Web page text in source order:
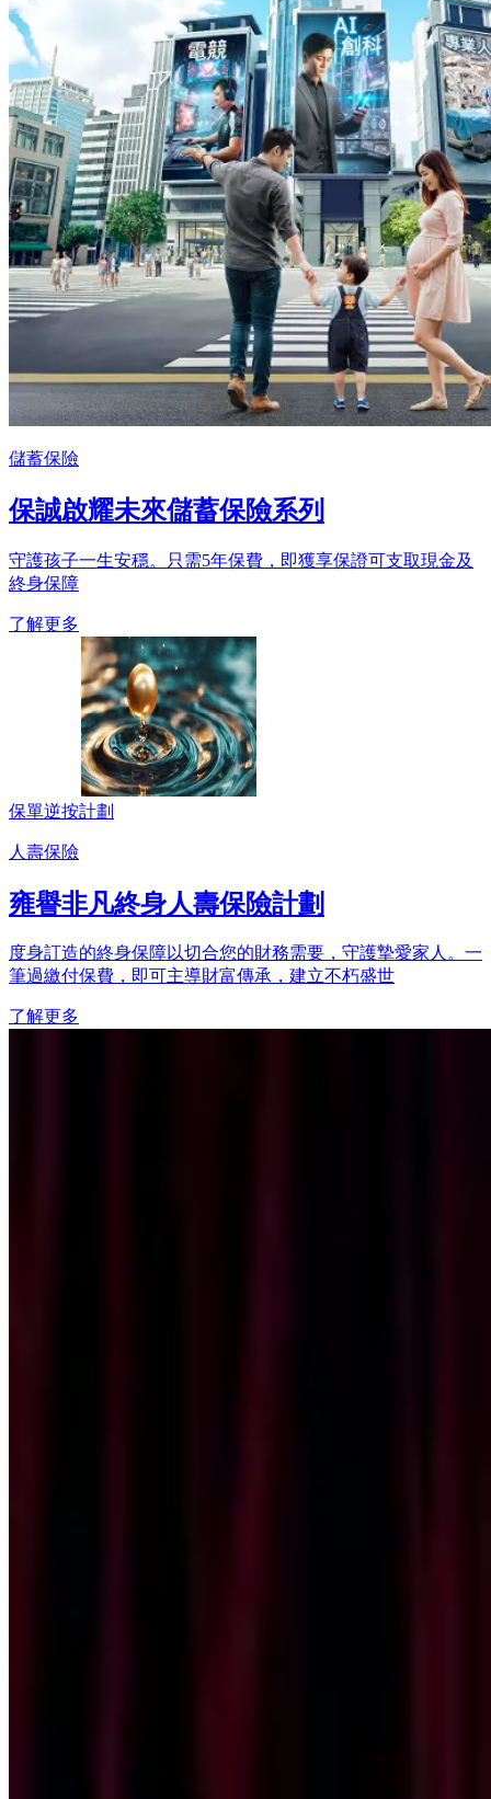
儲蓄保險
保誠啟耀未來儲蓄保險系列
守護孩子一生安穩。只需5年保費，即獲享保證可支取現金及
終身保障
了解更多
保單逆按計劃
人壽保險
雍譽非凡終身人壽保險計劃
度身訂造的終身保障以切合您的財務需要，守護摯愛家人。一
筆過繳付保費，即可主導財富傳承，建立不朽盛世
了解更多